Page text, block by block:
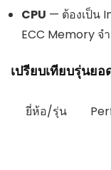
CPU — ต้องเป็น
ECC Memory
เปรียบเทียบรุ่นย
ยี่ห้อ/รุ่น